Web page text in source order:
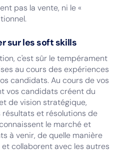
pas la vente, ni le «
sur les soft skills
c'est sûr le tempérament
au cours des expériences
candidats. Au cours de vos
vos candidats créent du
de vision stratégique,
et résolutions de
le marché et
à venir, de quelle manière
collaborent avec les autres